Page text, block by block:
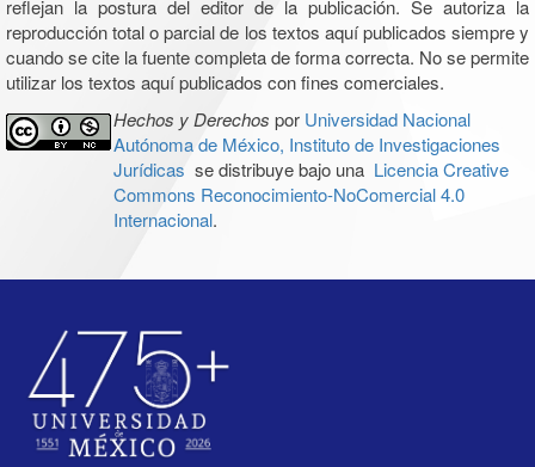
reflejan la postura del editor de la publicación. Se autoriza la
reproducción total o parcial de los textos aquí publicados siempre y
cuando se cite la fuente completa de forma correcta. No se permite
utilizar los textos aquí publicados con fines comerciales.
Hechos y Derechos por Universidad Nacional
Autónoma de México, Instituto de Investigaciones
Jurídicas se distribuye bajo una Licencia Creative
Commons Reconocimiento-NoComercial 4.0
Internacional.